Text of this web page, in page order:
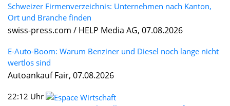
Schweizer Firmenverzeichnis: Unternehmen nach Kanton,
Ort und Branche finden
swiss-press.com / HELP Media AG, 07.08.2026
E-Auto-Boom: Warum Benziner und Diesel noch lange nicht
wertlos sind
Autoankauf Fair, 07.08.2026
22:12 Uhr